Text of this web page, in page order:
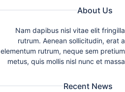
About Us
Nam dapibus nisl vitae elit fringilla
rutrum. Aenean sollicitudin, erat a
elementum rutrum, neque sem pretium
metus, quis mollis nisl nunc et massa
Recent News